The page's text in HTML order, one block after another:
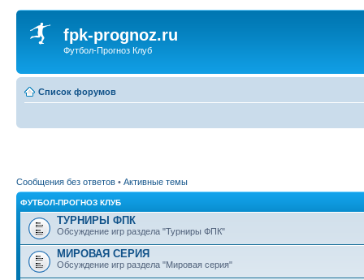
fpk-prognoz.ru
Футбол-Прогноз Клуб
Список форумов
Сообщения без ответов • Активные темы
ФУТБОЛ-ПРОГНОЗ КЛУБ
ТУРНИРЫ ФПК
Обсуждение игр раздела "Турниры ФПК"
МИРОВАЯ СЕРИЯ
Обсуждение игр раздела "Мировая серия"